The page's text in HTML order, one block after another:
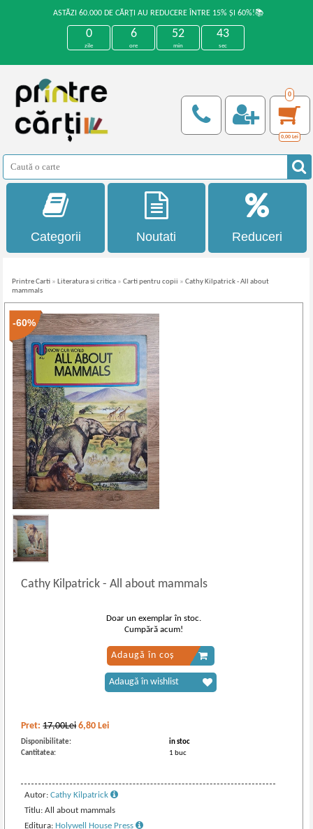
ASTĂZI 60.000 DE CĂRȚI AU REDUCERE ÎNTRE 15% ȘI 60%!📚
0
zile
6
ore
52
min
43
sec
0
0,00 Lei
Categorii Noutati Reduceri
Printre Carti » Literatura si critica »Carti pentru copii »Cathy Kilpatrick - All about
mammals
-60%
Cathy Kilpatrick- All about mammals
Pret:17,00Lei 6,80 Lei
Disponibilitate:
in stoc
Cantitatea:
1 buc
Autor:Cathy Kilpatrick
Titlu: All about mammals
Editura: Holywell House Press
Doar un exemplar în stoc.
Cumpără acum!
Adaugă în coș
Adaugă în wishlist